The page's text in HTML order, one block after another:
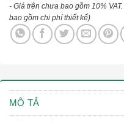
- Giá trên chưa bao gồm 10% VAT.
bao gồm chi phí thiết kế)
MÔ TẢ